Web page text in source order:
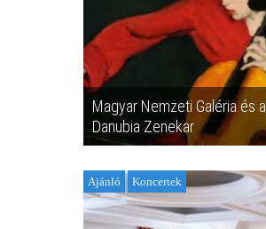
Magyar Nemzeti Galéria és a
Danubia Zenekar
Ajánló Koncertek